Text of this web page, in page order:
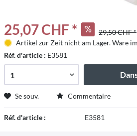
25,07 CHF * 29,50 CHF *
Artikel zur Zeit nicht am Lager. Ware
Réf. d'article : E3581
Se souv. Commentaire
Réf. d'article : E3581